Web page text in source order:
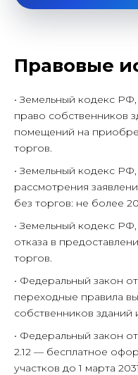
Правовые
• Земельный кодекс
право собственников
помещений на
торгов.
• Земельный кодекс
рассмотрения
без торгов: не более
• Земельный кодекс
отказа в
торгов.
• Федеральный закон
переходные правила
собственников
• Федеральный закон
2.12 — бесплатное
участков до 1 марта